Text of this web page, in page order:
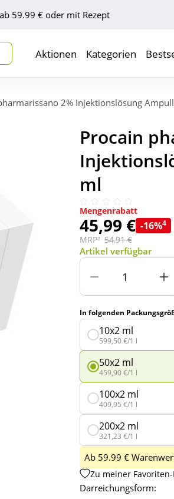
59.99 € oder mit Rezept
Aktionen Kategorien
2% Injektionslösung
Procain
ml
Mengenrabatt
45,99 € -16%4
MRP² 54,91 €
Artikel verfügbar
In folgenden
10x2 ml
599,50 €/1 l
50x2 ml
459,90 €/1 l
100x2 ml
409,95 €/1 l
200x2 ml
321,23 €/1 l
Ab 59.99 €
Zu meiner
Darreichungsform: